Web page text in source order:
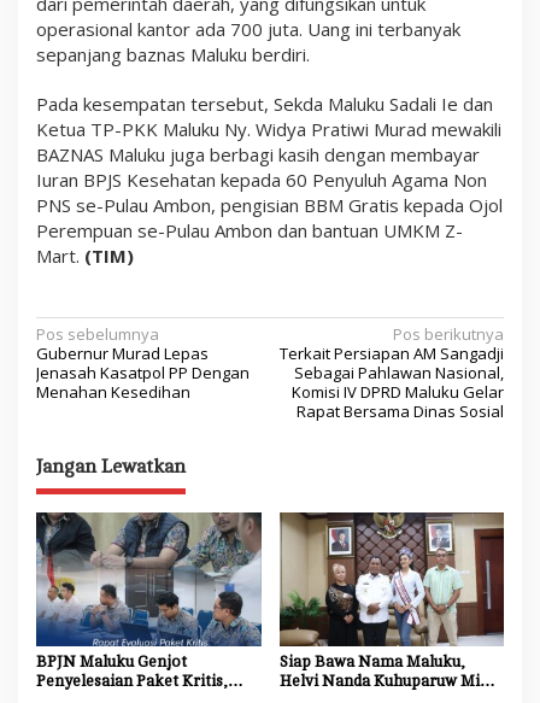
operasional kantor ada 700 juta. Uang ini terbanyak
sepanjang baznas Maluku berdiri.
Pada kesempatan tersebut, Sekda Maluku Sadali Ie dan
Ketua TP-PKK Maluku Ny. Widya Pratiwi Murad mewakili
BAZNAS Maluku juga berbagi kasih dengan membayar
Iuran BPJS Kesehatan kepada 60 Penyuluh Agama Non
PNS se-Pulau Ambon, pengisian BBM Gratis kepada Ojol
Perempuan se-Pulau Ambon dan bantuan UMKM Z-
Mart. (TIM)
N
a
v
g
a
s
i
p
o
s
Pos sebelumnya
Gubernur Murad Lepas
Jenasah Kasatpol PP Dengan
Menahan Kesedihan
Pos berikutnya
Terkait Persiapan AM Sangadji
Sebagai Pahlawan Nasional,
Komisi IV DPRD Maluku Gelar
Rapat Bersama Dinas Sosial
Jangan Lewatkan
BPJN Maluku Genjot
Penyelesaian Paket Kritis,
Siap Bawa Nama Maluku,
Helvi Nanda Kuhuparuw Minta